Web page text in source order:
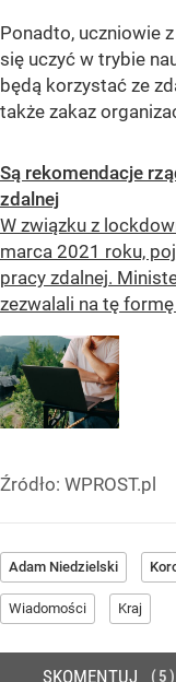
Ponadto, uczniowie
się uczyć w trybie
będą korzystać ze
także zakaz
Są rekomendacje
zdalnej
W związku z
marca 2021 roku,
pracy zdalnej.
zezwalali na tę
Źródło: WPROST.pl
Adam Niedzielski
Wiadomości Kraj
SKOMENTUJ 5